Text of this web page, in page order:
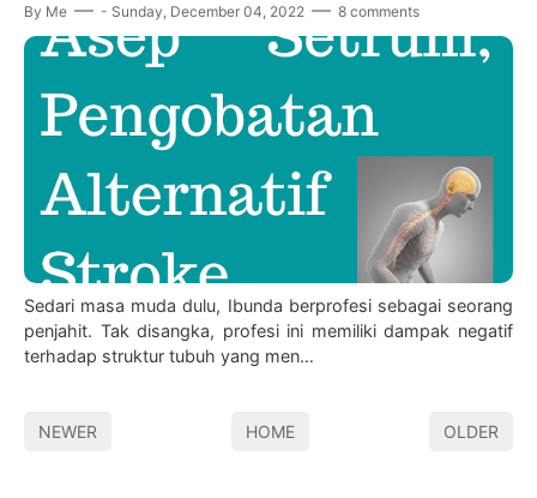
By Me - Sunday, December 04, 2022 8 comments
Sedari masa muda dulu, Ibunda berprofesi sebagai seorang
penjahit. Tak disangka, profesi ini memiliki dampak negatif
terhadap struktur tubuh yang men…
NEWER HOME OLDER